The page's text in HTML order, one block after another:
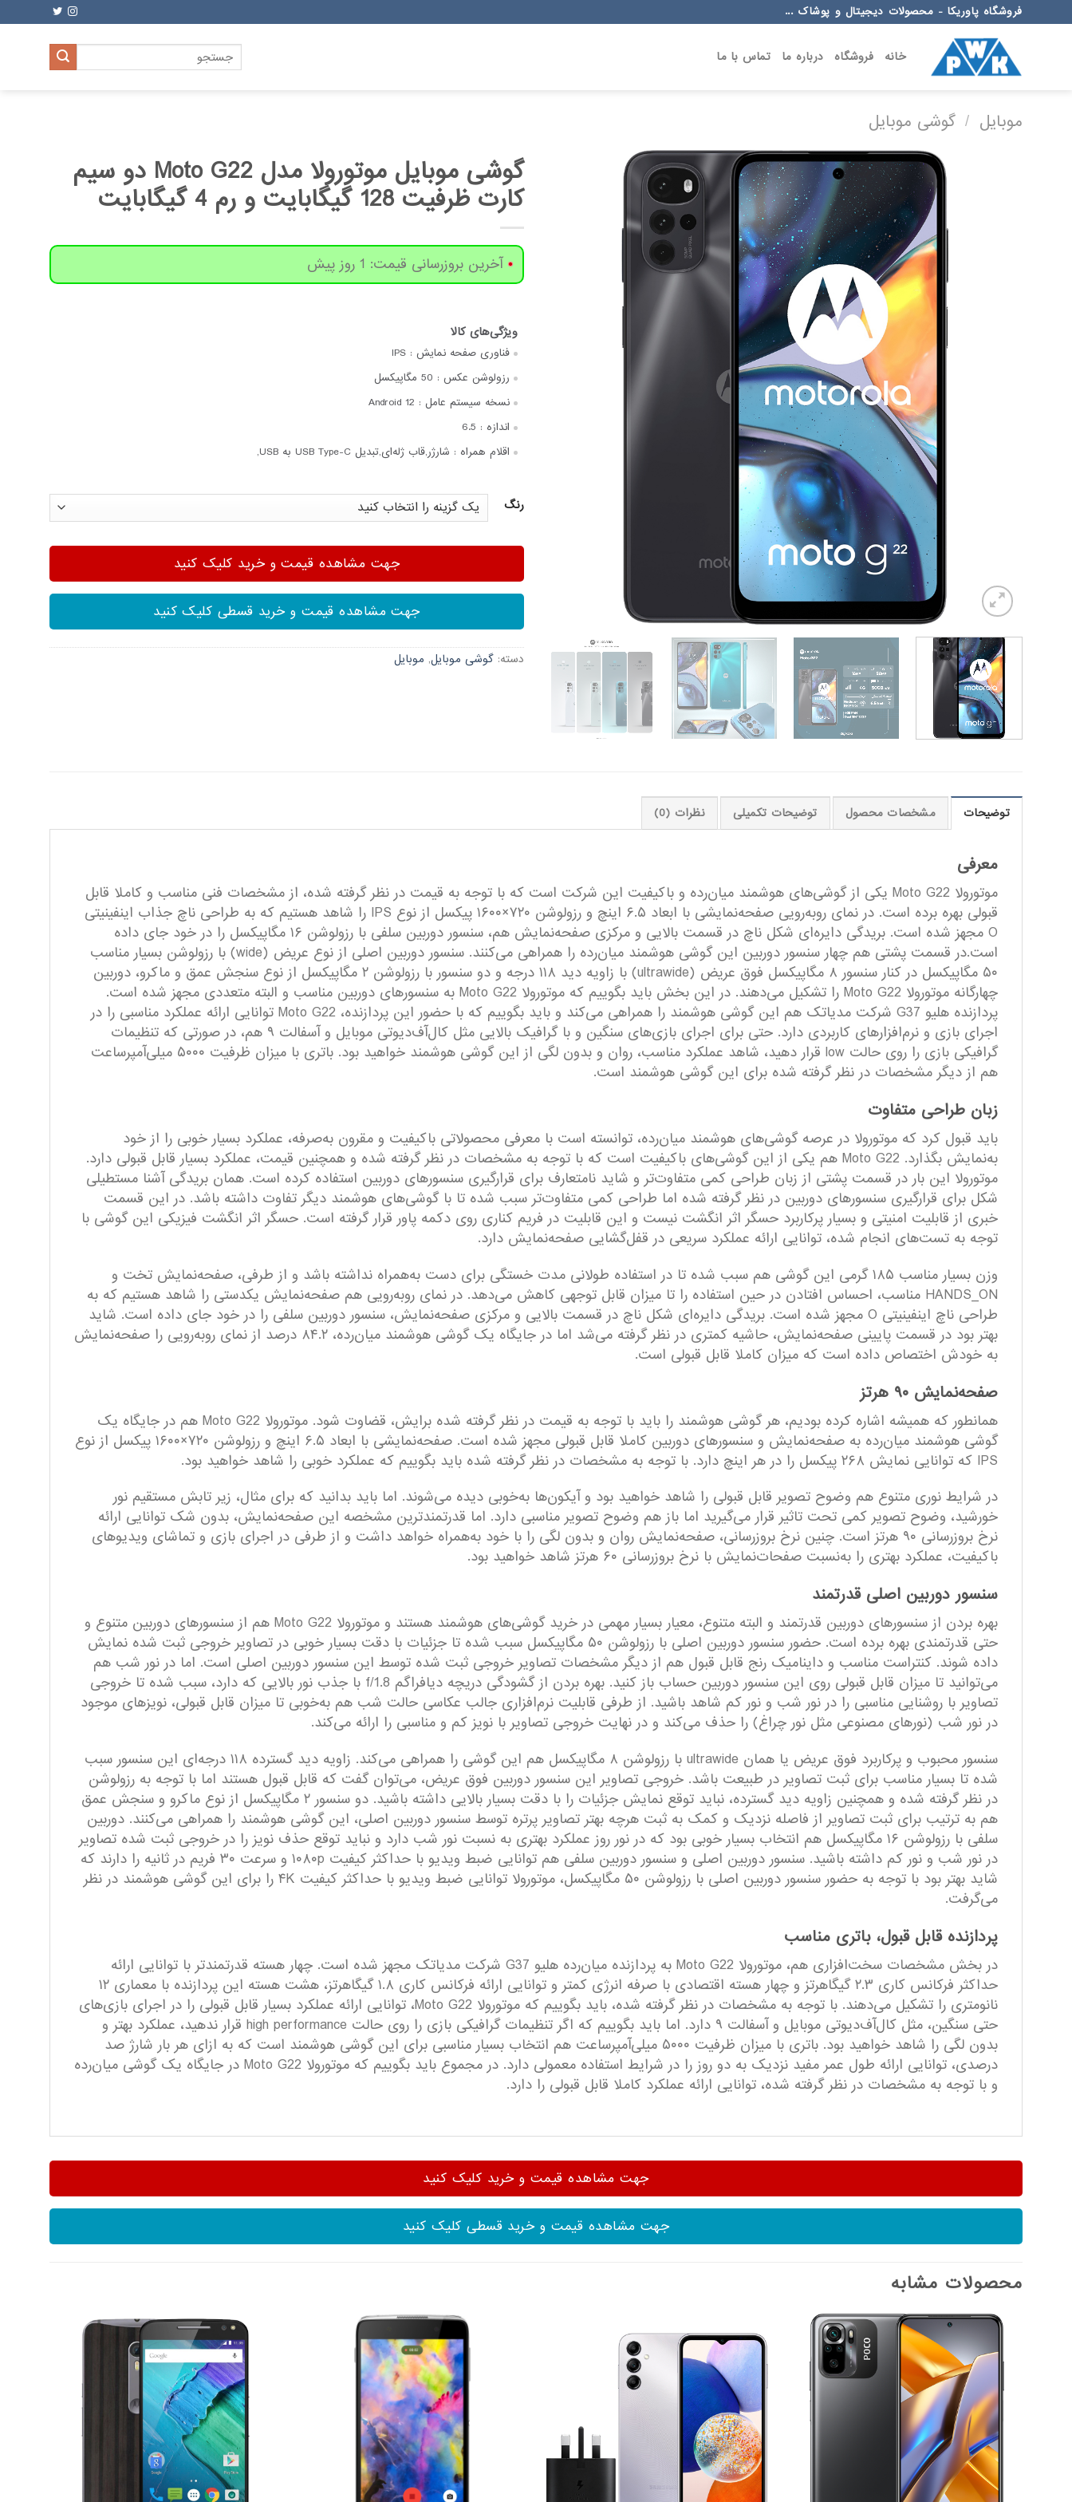
to
فروشگاه پاوریکا - محصولات دیجیتال و پوشاک ...
خانه فروشگاه درباره ما تماس با ما
جستجو
برای:
موبایل / گوشی موبایل
گوشی موبایل موتورولا مدل Moto G22 دو سیم
کارت ظرفیت 128 گیگابایت و رم 4 گیگابایت
آخرین بروزرسانی قیمت: 1 روز پیش
فناوری صفحه‌ نمایش : IPS
رزولوشن عکس : 50 مگاپیکسل
نسخه سیستم عامل : Android 12
اندازه : 6.5
اقلام همراه : شارژر,قاب ژله‌ای,تبدیل USB Type-C به USB,
رنگ
جهت مشاهده قیمت و خرید کلیک کنید
جهت مشاهده قیمت و خرید قسطی کلیک کنید
دسته: گوشی موبایل, موبایل
توضیحات مشخصات محصول توضیحات تکمیلی نظرات (0)
معرفی
موتورولا Moto G22 یکی از گوشی‌های هوشمند میان‌رده و با‌کیفیت این شرکت است که با توجه به قیمت در نظر گرفته شده، از مشخصات فنی مناسب و کاملا قابل
قبولی بهره برده است. در نمای رو‌به‌رویی صفحه‌نمایشی با ابعاد ۶.۵ اینچ و رزولوشن ۷۲۰×۱۶۰۰ پیکسل از نوع IPS را شاهد هستیم که به طراحی ناچ جذاب اینفینیتی
O مجهز شده است. بریدگی دایره‌ای شکل ناچ در قسمت بالایی و مرکزی صفحه‌نمایش هم، سنسور دوربین سلفی با رزولوشن ۱۶ مگاپیکسل را در خود جای داده
است.در قسمت پشتی هم چهار سنسور دوربین این گوشی هوشمند میان‌رده را همراهی می‌کنند. سنسور دوربین اصلی از نوع عریض (wide) با رزولوشن بسیار مناسب
۵۰ مگاپیکسل در کنار سنسور ۸ مگاپیکسل فوق عریض (ultrawide) با زاویه دید ۱۱۸ درجه و دو سنسور با رزولوشن ۲ مگاپیکسل از نوع سنجش عمق و ماکرو، دوربین
چهار‌گانه موتورولا Moto G22 را تشکیل می‌دهند. در این بخش باید بگوییم که موتورولا Moto G22 به سنسور‌های دوربین مناسب و البته متعددی مجهز شده است.
پردازنده هلیو G37 شرکت مدیاتک هم این گوشی هوشمند را همراهی می‌کند و باید بگوییم که با حضور این پردازنده‌، Moto G22 توانایی ارائه عملکرد مناسبی را در
اجرای بازی و نرم‌افزار‌های کاربردی دارد. حتی برای اجرای بازی‌های سنگین و با گرافیک بالایی مثل کال‌آف‌دیوتی موبایل و آسفالت ۹ هم، در صورتی که تنظیمات
گرافیکی بازی را روی حالت low قرار دهید، شاهد عملکرد مناسب، روان و بدون لگی از این گوشی هوشمند خواهید بود. باتری با میزان ظرفیت ۵۰۰۰ میلی‌آمپر‌ساعت
هم از دیگر مشخصات در نظر گرفته شده برای این گوشی هوشمند است.
زبان طراحی متفاوت
باید قبول کرد که موتورولا در عرصه گوشی‌های هوشمند میان‌رده، توانسته است با معرفی محصولاتی با‌کیفیت و مقرون به‌صرفه، عملکرد بسیار خوبی را از خود
به‌نمایش بگذارد. Moto G22 هم یکی از این گوشی‌های با‌کیفیت است که با توجه به مشخصات در نظر گرفته شده و همچنین قیمت، عملکرد بسیار قابل قبولی دارد.
موتورولا این بار در قسمت پشتی از زبان طراحی کمی متفاوت‌تر و شاید نامتعارف برای قرار‌گیری سنسور‌های دوربین استفاده کرده است. همان بریدگی آشنا مستطیلی
شکل برای قرار‌گیری سنسور‌های دوربین در نظر گرفته شده اما طراحی کمی متفاوت‌تر سبب شده تا با گوشی‌های هوشمند دیگر تفاوت داشته باشد. در این قسمت
خبری از قابلیت امنیتی و بسیار پرکاربرد حسگر اثر انگشت نیست و این قابلیت در فریم کناری روی دکمه پاور قرار گرفته است. حسگر اثر انگشت فیزیکی این گوشی با
توجه به تست‌های انجام شده، توانایی ارائه عملکرد سریعی در قفل‌گشایی صفحه‌نمایش دارد.
وزن بسیار مناسب ۱۸۵ گرمی این گوشی هم سبب شده تا در استفاده طولانی مدت خستگی برای دست به‌همراه نداشته باشد و از طرفی، صفحه‌نمایش تخت و
HANDS_ON مناسب، احساس افتادن در حین استفاده را تا میزان قابل توجهی کاهش می‌دهد. در نمای رو‌به‌رویی هم صفحه‌نمایش یکدستی را شاهد هستیم که به
طراحی ناچ اینفینیتی O مجهز شده است. بریدگی دایره‌ای شکل ناچ در قسمت بالایی و مرکزی صفحه‌نمایش، سنسور دوربین سلفی را در خود جای داده است. شاید
بهتر بود در قسمت پایینی صفحه‌نمایش، حاشیه کمتری در نظر گرفته می‌شد اما در جایگاه‌ یک گوشی هوشمند میان‌رده، ۸۴.۲ درصد از نمای رو‌به‌رویی را صفحه‌نمایش
به خودش اختصاص داده است که میزان کاملا قابل قبولی است.
صفحه‌نمایش ۹۰ هرتز
همانطور که همیشه اشاره کرده بودیم، هر گوشی هوشمند را باید با توجه به قیمت در نظر گرفته شده برایش، قضاوت شود. موتورولا Moto G22 هم در جایگاه یک
گوشی هوشمند میان‌رده به صفحه‌نمایش و سنسور‌های دوربین کاملا قابل قبولی مجهز شده است. صفحه‌نمایشی با ابعاد ۶.۵ اینچ و رزولوشن ۷۲۰×۱۶۰۰ پیکسل از نوع
IPS که توانایی نمایش ۲۶۸ پیکسل را در هر اینچ دارد. با توجه به مشخصات در نظر گرفته شده باید بگوییم که عملکرد خوبی را شاهد خواهید بود.
در شرایط نوری متنوع هم وضوح تصویر قابل قبولی را شاهد خواهید بود و آیکون‌ها به‌خوبی دیده‌ می‌شوند. اما باید بدانید که برای مثال، زیر تابش مستقیم نور
خورشید، وضوح تصویر کمی تحت تاثیر قرار می‌گیرید اما باز هم وضوح تصویر مناسبی دارد. اما قدرتمند‌ترین مشخصه این صفحه‌نمایش، بدون شک توانایی ارائه
نرخ بروزرسانی ۹۰ هرتز است. چنین نرخ بروزرسانی، صفحه‌نمایش روان و بدون لگی را با خود به‌همراه خواهد داشت و از طرفی در اجرای بازی و تماشای ویدیو‌های
با‌کیفیت، عملکرد بهتری را به‌نسبت صفحات‌نمایش با نرخ بروزرسانی ۶۰ هرتز شاهد خواهید بود.
سنسور دوربین اصلی قدرتمند
بهره بردن از سنسور‌های دوربین قدرتمند و البته متنوع، معیار بسیار مهمی در خرید گوشی‌های هوشمند هستند و موتورولا Moto G22 هم از سنسور‌های دوربین متنوع و
حتی قدرتمندی بهره برده است. حضور سنسور دوربین اصلی با رزولوشن ۵۰ مگاپیکسل سبب شده تا جزئیات با دقت بسیار خوبی در تصاویر خروجی ثبت شده نمایش
داده شوند. کنتراست مناسب و داینامیک رنج قابل قبول هم از دیگر مشخصات تصاویر خروجی ثبت شده توسط این سنسور دوربین اصلی است. اما در نور شب هم
می‌توانید تا میزان قابل قبولی روی این سنسور دوربین حساب باز کنید. بهره بردن از گشودگی دریچه دیافراگم f/1.8 با جذب نور بالایی که دارد، سبب شده تا خروجی
تصاویر با روشنایی مناسبی را در نور شب و نور کم شاهد باشید. از طرفی قابلیت نرم‌افزاری جالب عکاسی حالت شب هم به‌خوبی تا میزان قابل قبولی، نویز‌های موجود
در نور شب (نور‌های مصنوعی مثل نور چراغ) را حذف می‌کند و در نهایت خروجی تصاویر با نویز کم و مناسبی را ارائه می‌کند.
سنسور محبوب و پرکاربرد فوق عریض یا همان ultrawide با رزولوشن ۸ مگاپیکسل هم این گوشی را همراهی می‌کند. زاویه دید گسترده ۱۱۸ درجه‌ای این سنسور سبب
شده تا بسیار مناسب برای ثبت تصاویر در طبیعت باشد. خروجی تصاویر این سنسور دوربین فوق عریض، می‌توان گفت که قابل قبول هستند اما با توجه به رزولوشن
در نظر گرفته شده و همچنین زاویه دید گسترده، نباید توقع نمایش جزئیات را با دقت بسیار بالایی داشته باشید. دو سنسور ۲ مگاپیکسل از نوع ماکرو و سنجش عمق
هم به ترتیب برای ثبت تصاویر از فاصله نزدیک و کمک به ثبت هرچه بهتر تصاویر پرتره توسط سنسور دوربین اصلی، این گوشی هوشمند را همراهی می‌کنند. دوربین
سلفی با رزولوشن ۱۶ مگاپیکسل هم انتخاب بسیار خوبی بود که در نور روز عملکرد بهتری به نسبت نور شب دارد و نباید توقع حذف نویز را در خروجی ثبت شده تصاویر
در نور شب و نور کم داشته باشید. سنسور دوربین اصلی و سنسور دوربین سلفی هم توانایی ضبط ویدیو با حداکثر کیفیت ۱۰۸۰p و سرعت ۳۰ فریم در ثانیه را دارند که
شاید بهتر بود با توجه به حضور سنسور دوربین اصلی با رزولوشن ۵۰ مگاپیکسل، موتورولا توانایی ضبط ویدیو با حداکثر کیفیت ۴K را برای این گوشی هوشمند در نظر
می‌گرفت.
پردازنده قابل قبول، باتری مناسب
در بخش مشخصات سخت‌افزاری هم، موتورولا Moto G22 به پردازنده میان‌رده هلیو G37 شرکت مدیاتک مجهز شده است. چهار هسته قدرتمند‌تر با توانایی ارائه
حداکثر فرکانس کاری ۲.۳ گیگاهرتز و چهار هسته اقتصادی با صرفه انرژی کمتر و توانایی ارائه فرکانس کاری ۱.۸ گیگاهرتز، هشت هسته این پردازنده با معماری ۱۲
نانومتری را تشکیل می‌دهند. با توجه به مشخصات در نظر گرفته شده، باید بگوییم که موتورولا Moto G22، توانایی ارائه عملکرد بسیار قابل قبولی را در اجرای بازی‌های
حتی سنگین، مثل کال‌آف‌دیوتی موبایل و آسفالت ۹ دارد. اما باید بگوییم که اگر تنظیمات گرافیکی بازی را روی حالت high performance قرار ندهید، عملکرد بهتر و
بدون لگی را شاهد خواهید بود. باتری با میزان ظرفیت ۵۰۰۰ میلی‌آمپر‌ساعت هم انتخاب بسیار مناسبی برای این گوشی هوشمند است که به ازای هر بار شارژ صد
درصدی، توانایی ارائه طول عمر مفید نزدیک به دو روز را در شرایط استفاده معمولی دارد. در مجموع باید بگوییم که موتورولا Moto G22 در جایگاه یک گوشی میان‌رده
و با توجه به مشخصات در نظر گرفته شده، توانایی ارائه عملکرد کاملا قابل قبولی را دارد.
جهت مشاهده قیمت و خرید کلیک کنید
جهت مشاهده قیمت و خرید قسطی کلیک کنید
محصولات مشابه